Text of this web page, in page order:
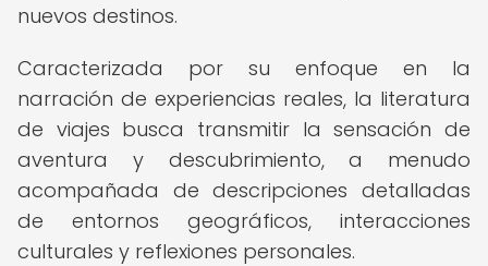
nuevos destinos.
Caracterizada por su enfoque en la
narración de experiencias reales, la literatura
de viajes busca transmitir la sensación de
aventura y descubrimiento, a menudo
acompañada de descripciones detalladas
de entornos geográficos, interacciones
culturales y reflexiones personales.